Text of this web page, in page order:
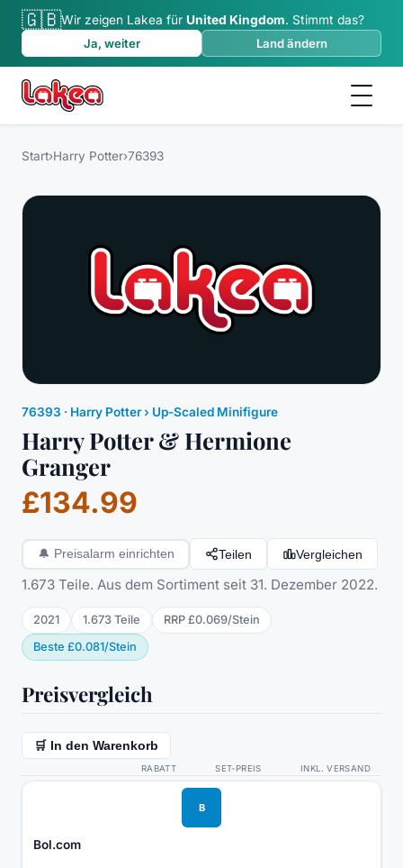
🇬🇧Wir zeigen Lakea für United Kingdom. Stimmt das?
Ja, weiter
Land ändern
Start›Harry Potter›76393
76393 · Harry Potter› Up-Scaled Minifigure
Harry Potter & Hermione
Granger
£134.99
🔔 Preisalarm einrichten Teilen Vergleichen
1.673 Teile. Aus dem Sortiment seit 31. Dezember 2022.
2021 1.673 Teile RRP £0.069/Stein
Beste £0.081/Stein
Preisvergleich
🛒 In den Warenkorb
RABATT SET-PREIS INKL. VERSAND
B
Bol.com